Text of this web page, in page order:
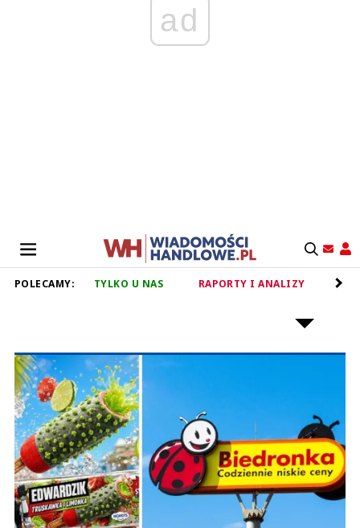
ad
POLECAMY: TYLKO U NAS RAPORTY I ANALIZY